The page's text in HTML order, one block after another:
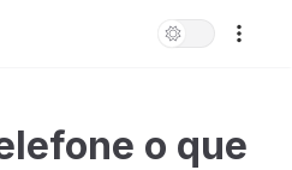
o que